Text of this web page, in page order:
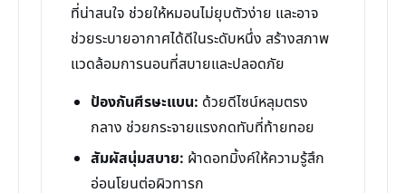
ที่น่าสนใจ ช่วยให้หมอนไม่ยุบตัวง่าย และอาจ
ช่วยระบายอากาศได้ดีในระดับหนึ่ง สร้างสภาพ
แวดล้อมการนอนที่สบายและปลอดภัย
ป้องกันศีรษะแบน: ด้วยดีไซน์หลุมตรง
กลาง ช่วยกระจายแรงกดทับที่ท้ายทอย
สัมผัสนุ่มสบาย: ผ้าดอทมิ้งค์ให้ความรู้สึก
อ่อนโยนต่อผิวทารก